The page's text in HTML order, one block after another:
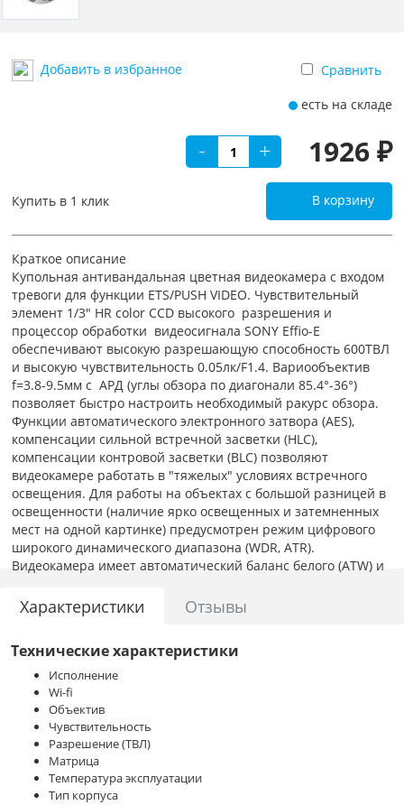
Добавить в избранное
Сравнить
есть на складе
- + 1926 ₽
Купить в 1 клик В корзину
Краткое описание
Купольная антивандальная цветная видеокамера с входом
тревоги для функции ETS/PUSH VIDEO. Чувствительный
элемент 1/3" HR color CCD высокого разрешения и
процессор обработки видеосигнала SONY Effio-E
обеспечивают высокую разрешающую способность 600ТВЛ
и высокую чувствительность 0.05лк/F1.4. Вариообъектив
f=3.8-9.5мм с АРД (углы обзора по диагонали 85.4°-36°)
позволяет быстро настроить необходимый ракурс обзора.
Функции автоматического электронного затвора (AES),
компенсации сильной встречной засветки (HLC),
компенсации контровой засветки (BLC) позволяют
видеокамере работать в "тяжелых" условиях встречного
освещения. Для работы на объектах с большой разницей в
освещенности (наличие ярко освещенных и затемненных
мест на одной картинке) предусмотрен режим цифрового
широкого динамического диапазона (WDR, ATR).
Видеокамера имеет автоматический баланс белого (ATW) и
режим зеркального отображения. Возможно маскирование
до 4-х зон, нежелательных для наблюдения. Настройка
русском языке (доступно с дополнительного пульта DCCS01
или регистратора PR-серии или PVR16S-RT/ PVR16H).
Имеется вход тревоги для функции ETS. При работе
совместно с видеорегистраторами, поддерживающими
режим PUSH VIDEO, имеется возможность отсылки
видеороликов с записью тревоги. Питание видеокамеры
=12В, потребляемый ток 75 мА. Видеокамера имеет
прочный корпус с размерами ?124.3x92 мм. Масса камеры
460г. Температурный рабочий диапазон 0°~ 40°С.
Характеристики Отзывы
Технические характеристики
Исполнение
Wi-fi
Объектив
Чувствительность
Разрешение (ТВЛ)
Матрица
Температура эксплуатации
Тип корпуса